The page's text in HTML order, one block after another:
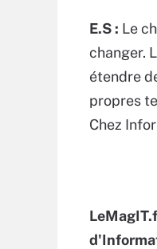
E.S : Le
changer.
étendre
propres
Chez